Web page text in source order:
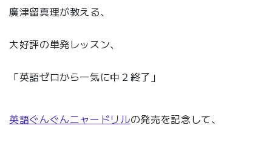
廣津留真理が教える、
大好評の単発レッスン、
「英語ゼロから一気に中２終了」
英語ぐんぐんニャードリルの発売を記念して、